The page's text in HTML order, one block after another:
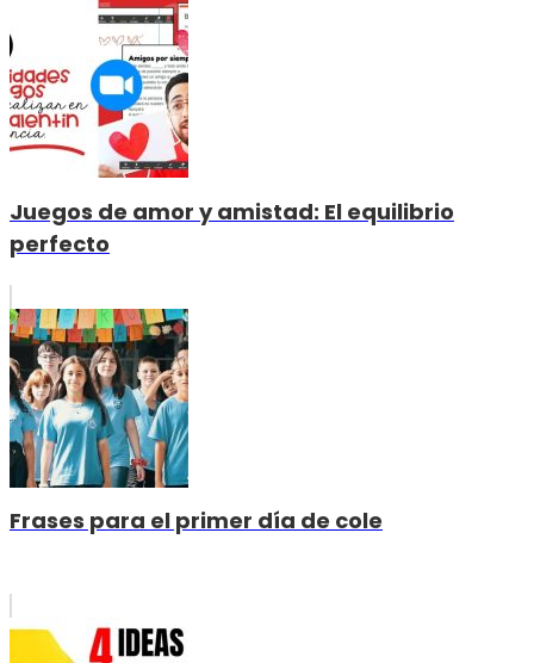
Juegos de amor y amistad: El equilibrio
perfecto
Frases para el primer día de cole